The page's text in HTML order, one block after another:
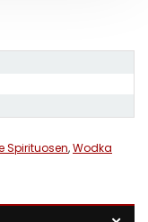
Spirituosen,Wodka